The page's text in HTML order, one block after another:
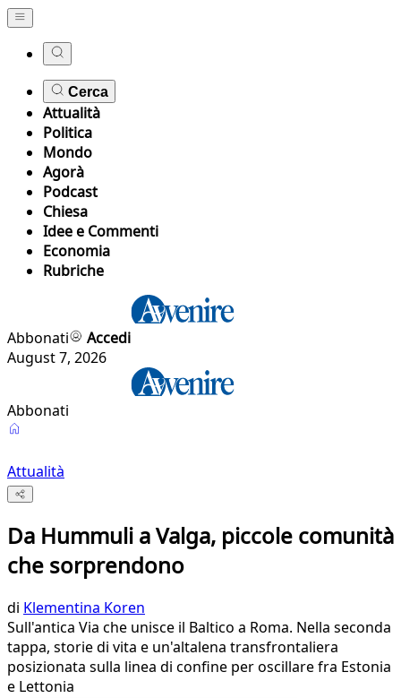
Cerca
Attualità
Politica
Mondo
Agorà
Podcast
Chiesa
Idee e Commenti
Economia
Rubriche
Abbonati
Accedi
August 7, 2026
Abbonati
Attualità
Da Hummuli a Valga, piccole comunità
che sorprendono
di Klementina Koren
Sull'antica Via che unisce il Baltico a Roma. Nella seconda
tappa, storie di vita e un'altalena transfrontaliera
posizionata sulla linea di confine per oscillare fra Estonia
e Lettonia